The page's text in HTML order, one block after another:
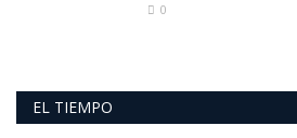
0
EL TIEMPO